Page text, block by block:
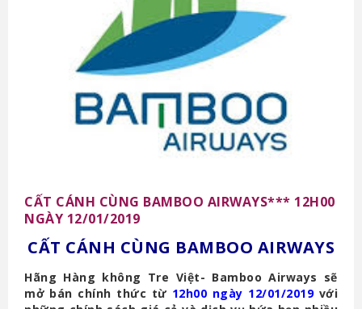
CẤT CÁNH CÙNG BAMBOO AIRWAYS*** 12H00
NGÀY 12/01/2019
CẤT CÁNH CÙNG BAMBOO AIRWAYS
Hãng Hàng không Tre Việt- Bamboo Airways sẽ
mở bán chính thức từ 12h00 ngày 12/01/2019 với